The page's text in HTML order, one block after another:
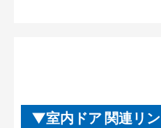
室内ドア 関連リ